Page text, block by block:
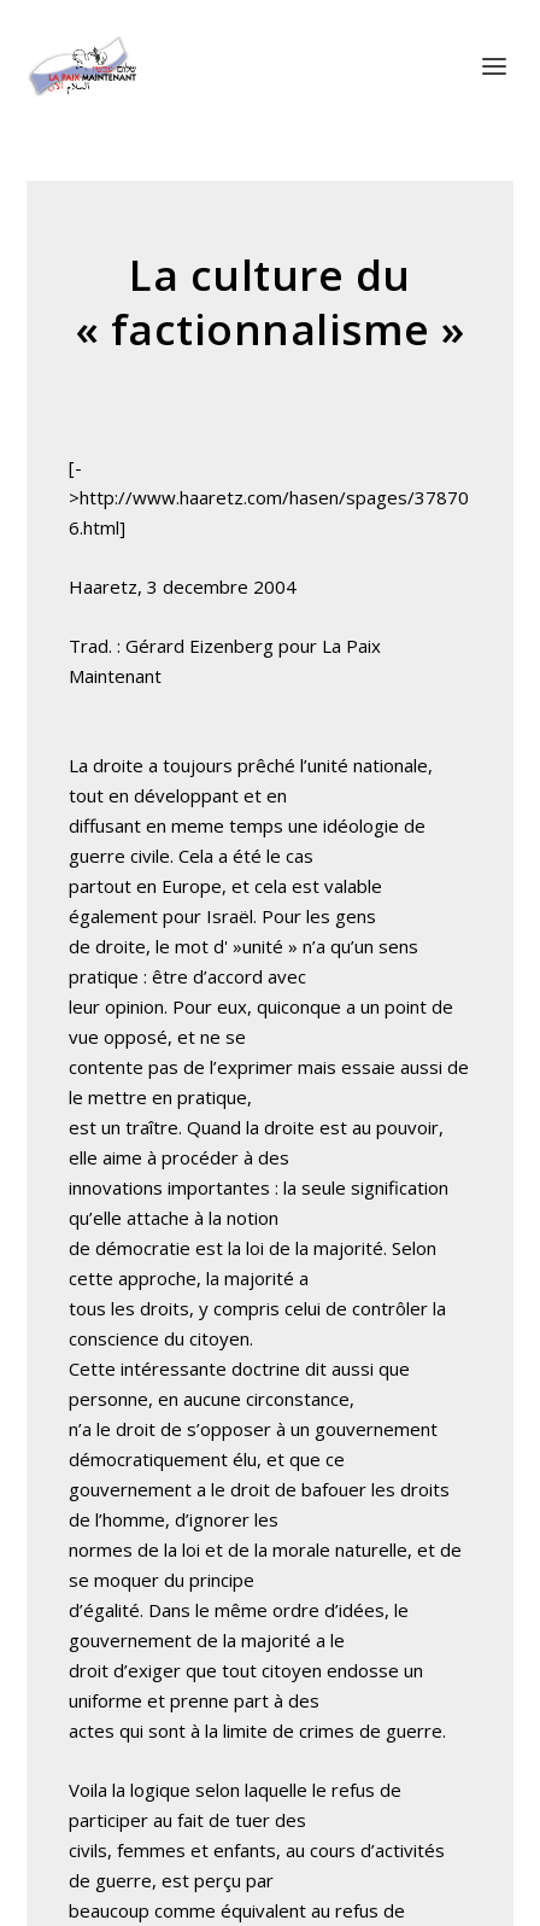
La culture du
« factionnalisme »
[-
>http://www.haaretz.com/hasen/spages/37870
6.html]
Haaretz, 3 decembre 2004
Trad. : Gérard Eizenberg pour La Paix
Maintenant
La droite a toujours prêché l’unité nationale,
tout en développant et en
diffusant en meme temps une idéologie de
guerre civile. Cela a été le cas
partout en Europe, et cela est valable
également pour Israël. Pour les gens
de droite, le mot d' »unité » n’a qu’un sens
pratique : être d’accord avec
leur opinion. Pour eux, quiconque a un point de
vue opposé, et ne se
contente pas de l’exprimer mais essaie aussi de
le mettre en pratique,
est un traître. Quand la droite est au pouvoir,
elle aime à procéder à des
innovations importantes : la seule signification
qu’elle attache à la notion
de démocratie est la loi de la majorité. Selon
cette approche, la majorité a
tous les droits, y compris celui de contrôler la
conscience du citoyen.
Cette intéressante doctrine dit aussi que
personne, en aucune circonstance,
n’a le droit de s’opposer à un gouvernement
démocratiquement élu, et que ce
gouvernement a le droit de bafouer les droits
de l’homme, d’ignorer les
normes de la loi et de la morale naturelle, et de
se moquer du principe
d’égalité. Dans le même ordre d’idées, le
gouvernement de la majorité a le
droit d’exiger que tout citoyen endosse un
uniforme et prenne part à des
actes qui sont à la limite de crimes de guerre.
Voila la logique selon laquelle le refus de
participer au fait de tuer des
civils, femmes et enfants, au cours d’activités
de guerre, est perçu par
beaucoup comme équivalent au refus de